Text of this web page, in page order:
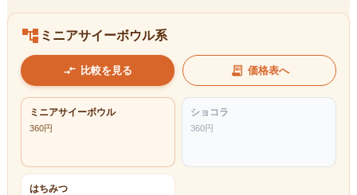
account_tree ミニアサイーボウル系
compare_arrows 比較を見る receipt_long 価格表へ
ミニアサイーボウル
360円
ショコラ
360円
はちみつ